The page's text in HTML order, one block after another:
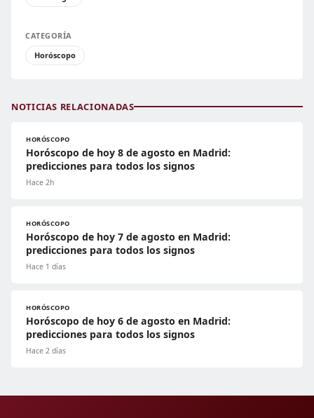
CATEGORÍA
Horóscopo
NOTICIAS RELACIONADAS
HORÓSCOPO
Horóscopo de hoy 8 de agosto en Madrid:
predicciones para todos los signos
Hace 2h
HORÓSCOPO
Horóscopo de hoy 7 de agosto en Madrid:
predicciones para todos los signos
Hace 1 días
HORÓSCOPO
Horóscopo de hoy 6 de agosto en Madrid:
predicciones para todos los signos
Hace 2 días